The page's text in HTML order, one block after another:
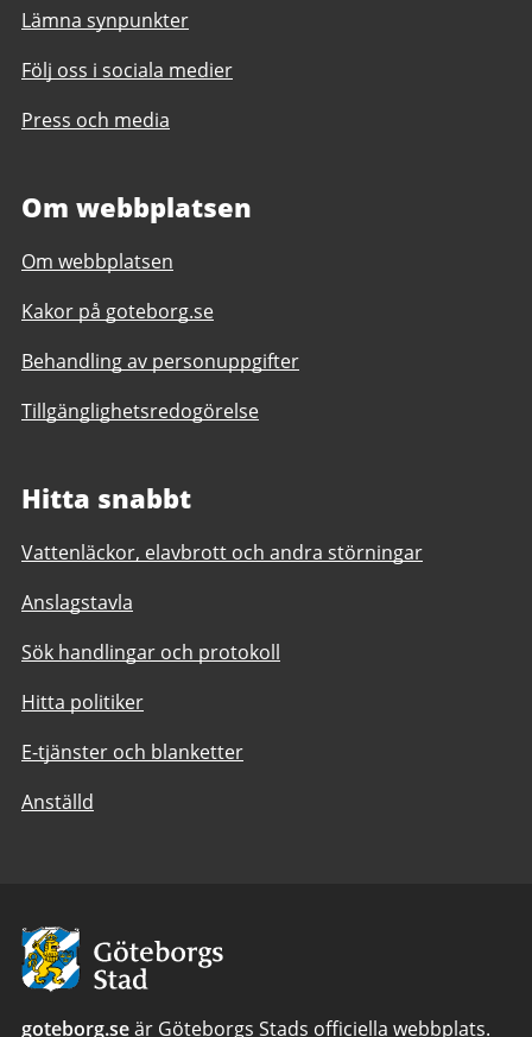
Lämna synpunkter
Följ oss i sociala medier
Press och media
Om webbplatsen
Om webbplatsen
Kakor på goteborg.se
Behandling av personuppgifter
Tillgänglighetsredogörelse
Hitta snabbt
Vattenläckor, elavbrott och andra störningar
Anslagstavla
Sök handlingar och protokoll
Hitta politiker
E-tjänster och blanketter
Anställd
Avsändare:
Göteborgs
Stad
goteborg.seär Göteborgs Stads officiella webbplats.